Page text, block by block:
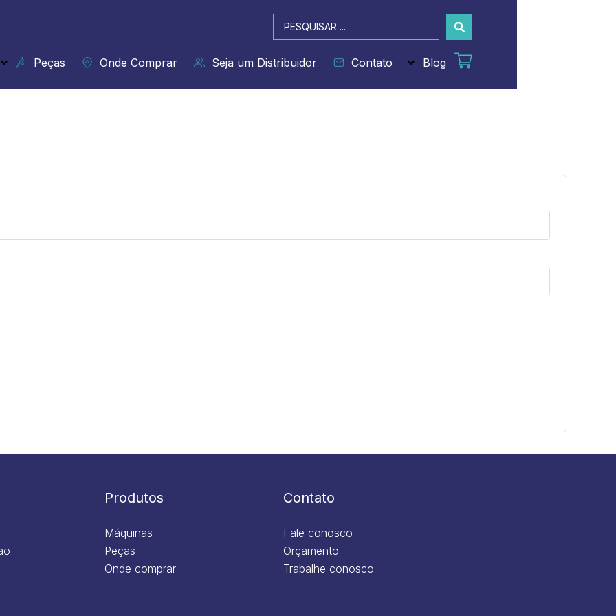
Pesquisar
...
Peças Onde Comprar Seja um Distribuidor Contato Blog
Produtos
Máquinas
Peças
Onde comprar
Contato
Fale conosco
Orçamento
Trabalhe conosco